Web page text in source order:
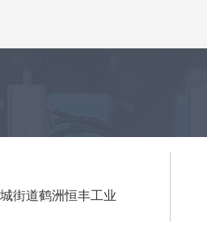
街道鹤洲恒丰工业